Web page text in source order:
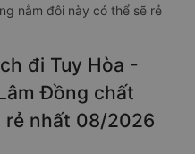
nằm đôi này có thể sẽ rẻ
đi Tuy Hòa -
Đồng chất
rẻ nhất 08/2026